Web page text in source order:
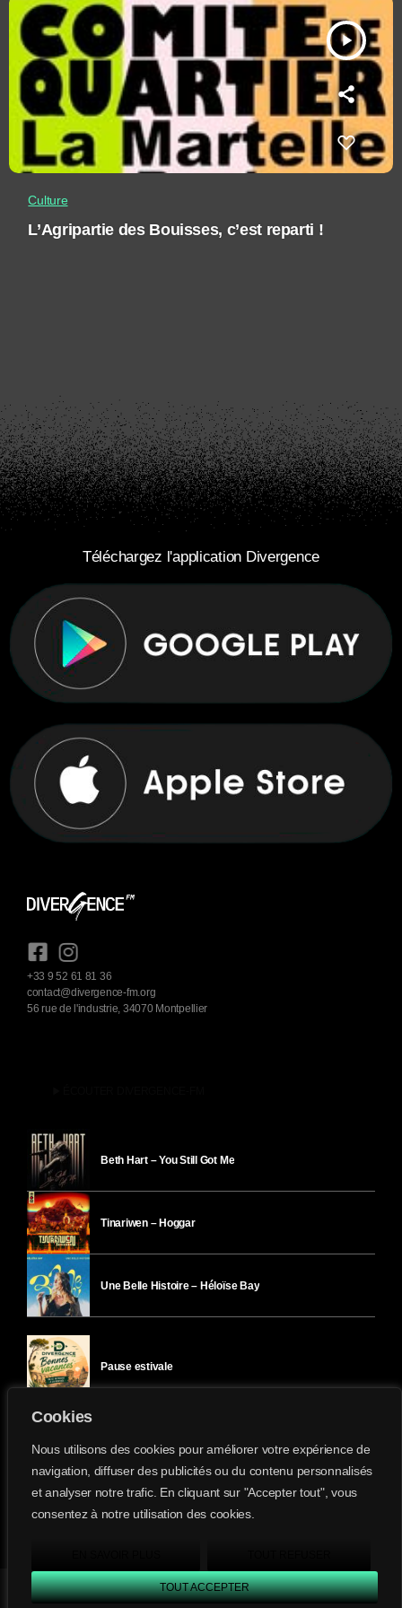
Cookies
Nous utilisons des cookies pour améliorer votre expérience de
navigation, diffuser des publicités ou du contenu personnalisés
et analyser notre trafic. En cliquant sur "Accepter tout", vous
consentez à notre utilisation des cookies.
TOUT ACCEPTER
play_arrow Divergence FM keyboard_arrow_right
play_arrow
Culture
L’Agripartie des Bouisses, c’est reparti !
Téléchargez l'application Divergence
+33 9 52 61 81 36
contact@divergence-fm.org
56 rue de l'industrie, 34070 Montpellier
Beth Hart – You Still Got Me
Tinariwen – Hoggar
Une Belle Histoire – Héloïse Bay
Pause estivale
Ici l’Ombre – mardi 28 juillet